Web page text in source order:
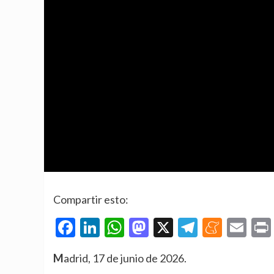
Compartir esto:
Facebook
LinkedIn
WhatsApp
Mastodon
X Telegram
Madrid, 17 de junio de 2026.